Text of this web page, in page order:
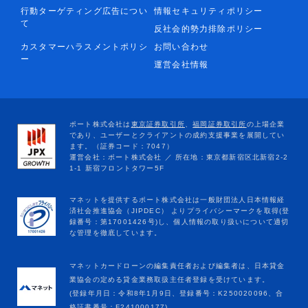
行動ターゲティング広告につい
て
情報セキュリティポリシー
反社会的勢力排除ポリシー
カスタマーハラスメントポリシ
ー
お問い合わせ
運営会社情報
マネットカードローンの編集責任者および編集者は、日本貸金
業協会の定める貸金業務取扱主任者登録を受けています。
(登録年月日：令和8年1月9日、登録番号：K250020096、合